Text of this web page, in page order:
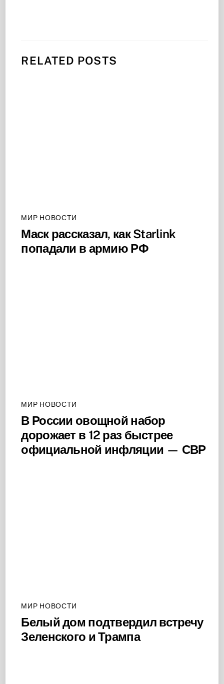
RELATED POSTS
МИР НОВОСТИ
Маск рассказал, как Starlink
попадали в армию РФ
МИР НОВОСТИ
В России овощной набор
дорожает в 12 раз быстрее
официальной инфляции — СВР
МИР НОВОСТИ
Белый дом подтвердил встречу
Зеленского и Трампа